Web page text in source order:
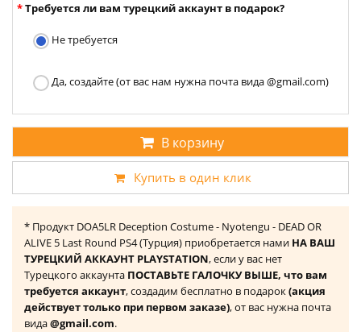
Требуется ли вам турецкий аккаунт в подарок?
Не требуется
Да, создайте (от вас нам нужна почта вида @gmail.com)
В корзину
Купить в один клик
* Продукт DOA5LR Deception Costume - Nyotengu - DEAD OR
ALIVE 5 Last Round PS4 (Турция) приобретается нами НА ВАШ
ТУРЕЦКИЙ АККАУНТ PLAYSTATION, если у вас нет
Турецкого аккаунта ПОСТАВЬТЕ ГАЛОЧКУ ВЫШЕ, что вам
требуется аккаунт, создадим бесплатно в подарок(акция
действует только при первом заказе), от вас нужна почта
вида@gmail.com.